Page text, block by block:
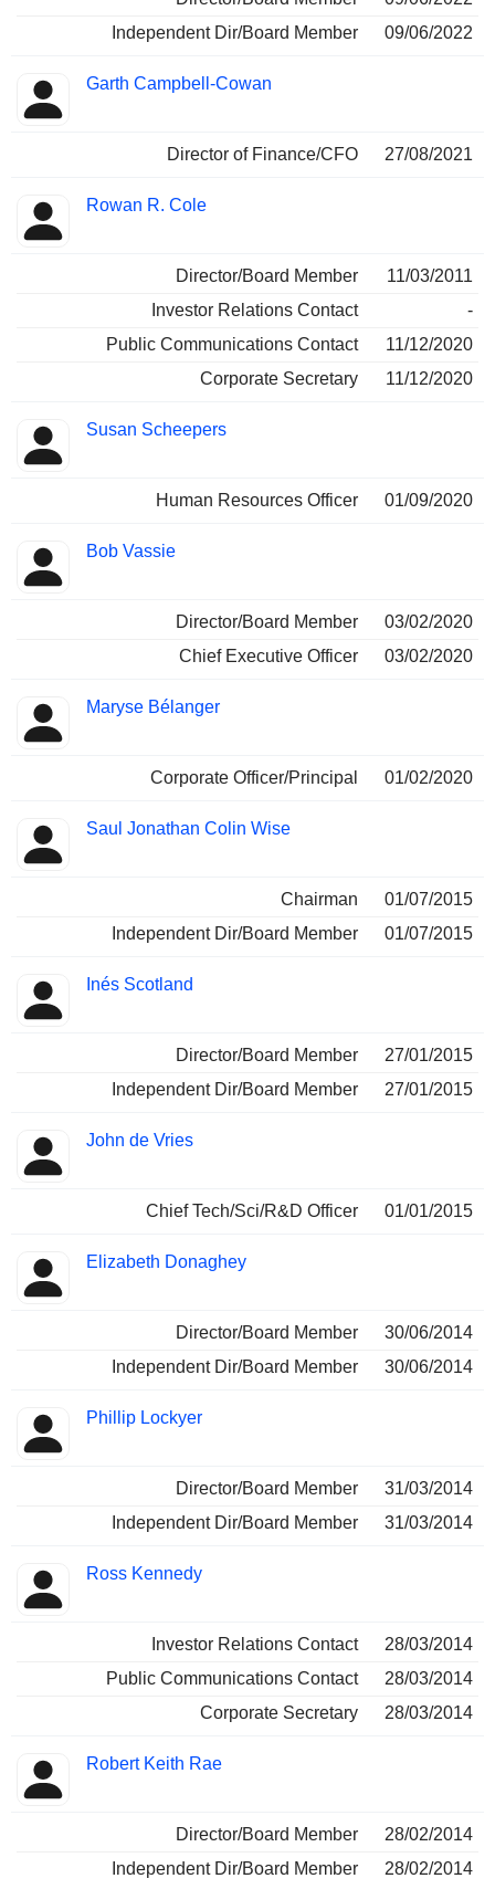
Independent Dir/Board Member
09/06/2022
Garth Campbell-Cowan
Director of Finance/CFO 27/08/2021
Rowan R. Cole
Director/Board Member
11/03/2011
Investor Relations Contact
-
Public Communications Contact
11/12/2020
Corporate Secretary
11/12/2020
Susan Scheepers
Human Resources Officer 01/09/2020
Bob Vassie
Director/Board Member
03/02/2020
Chief Executive Officer
03/02/2020
Maryse Bélanger
Corporate Officer/Principal 01/02/2020
Saul Jonathan Colin Wise
Chairman
01/07/2015
Independent Dir/Board Member
01/07/2015
Inés Scotland
Director/Board Member
27/01/2015
Independent Dir/Board Member
27/01/2015
John de Vries
Chief Tech/Sci/R&D Officer 01/01/2015
Elizabeth Donaghey
Director/Board Member
30/06/2014
Independent Dir/Board Member
30/06/2014
Phillip Lockyer
Director/Board Member
31/03/2014
Independent Dir/Board Member
31/03/2014
Ross Kennedy
Investor Relations Contact
28/03/2014
Public Communications Contact
28/03/2014
Corporate Secretary
28/03/2014
Robert Keith Rae
Director/Board Member
28/02/2014
Independent Dir/Board Member
28/02/2014